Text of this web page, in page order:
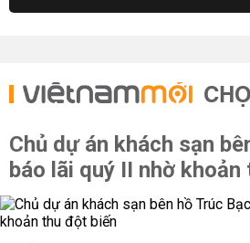
Chủ dự án khách sạn
báo lãi quý II nhờ